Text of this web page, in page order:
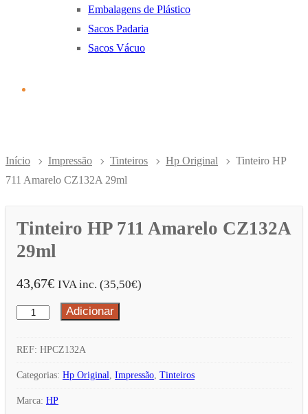
Embalagens de Plástico
Sacos Padaria
Sacos Vácuo
Início Impressão Tinteiros Hp Original
Tinteiro HP
711 Amarelo CZ132A 29ml
Tinteiro HP 711 Amarelo CZ132A
29ml
43,67€ IVA inc. (35,50€)
Quantidade
Tinteiro
HP
Amarelo
Adicionar
REF: HPCZ132A
Categorias: Hp Original, Impressão, Tinteiros
Marca: HP